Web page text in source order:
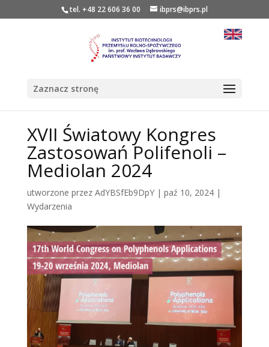
tel. +48 22 606 36 00 ibprs@ibprs.pl
Zaznacz stronę
XVII Światowy Kongres
Zastosowań Polifenoli –
Mediolan 2024
utworzone przez AdYBSfEb9DpY| paź 10, 2024|
Wydarzenia